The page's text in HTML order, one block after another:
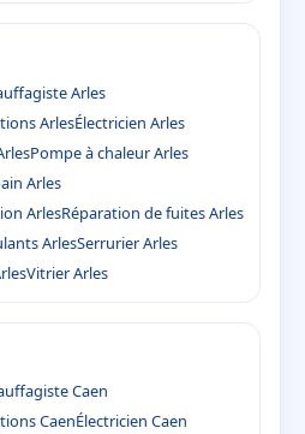
Arles
ArlesÉlectricien Arles
Pompe à chaleur Arles
Arles
ArlesRéparation de fuites Arles
ArlesSerrurier Arles
Vitrier Arles
Caen
CaenÉlectricien Caen